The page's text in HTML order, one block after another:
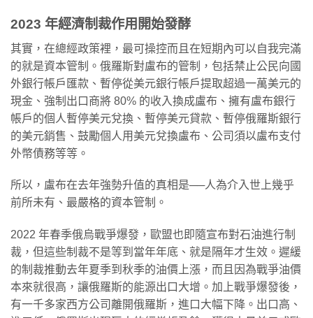
2023 年經濟制裁作用開始發酵
其實，在總經政策裡，最可操控而且在短期內可以自我完滿
的就是資本管制。俄羅斯對盧布的管制，包括禁止公民向國
外銀行帳戶匯款、暫停從美元銀行帳戶提取超過一萬美元的
現金、強制出口商將 80% 的收入換成盧布、擁有盧布銀行
帳戶的個人暫停美元兌換、暫停美元貸款、暫停俄羅斯銀行
的美元銷售、鼓勵個人用美元兌換盧布、公司須以盧布支付
外幣債務等等。
所以，盧布在去年強勢升值的真相是──人為介入世上幾乎
前所未有、最嚴格的資本管制。
2022 年春季俄烏戰爭爆發，歐盟也即隨宣布對石油進行制
裁，但這些制裁不是等到當年年底、就是隔年才生效。遲緩
的制裁推動去年夏季到秋季的油價上漲，而且因為戰爭油價
本來就很高，讓俄羅斯的能源出口大增。加上戰爭爆發後，
有一千多家西方公司離開俄羅斯，進口大幅下降。出口高、